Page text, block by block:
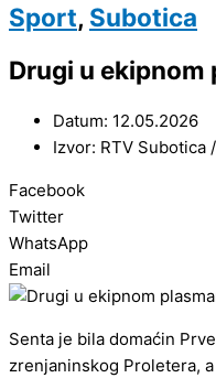
Sport, Subotica
Drugi u ekipnom
Datum: 12.05.2026
Izvor: RTV Subotica
Facebook
Twitter
WhatsApp
Email
Senta je bila domaćin
zrenjaninskog Proletera,